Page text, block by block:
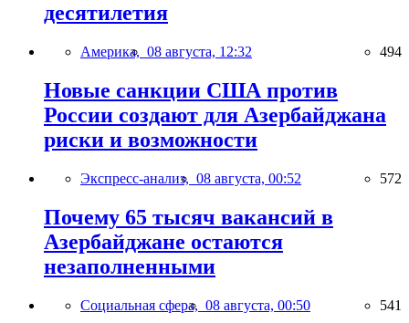
десятилетия
Америка, 08 августа, 12:32 494
Новые санкции США против
России создают для Азербайджана
риски и возможности
Экспресс-анализ, 08 августа, 00:52 572
Почему 65 тысяч вакансий в
Азербайджане остаются
незаполненными
Социальная сфера, 08 августа, 00:50 541